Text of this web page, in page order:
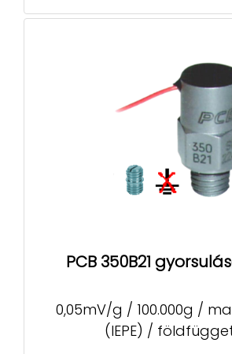
PCB 350B21
0,05mV/g / 100.000g /
(IEPE) /